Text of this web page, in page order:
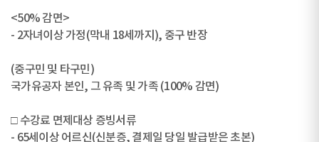
<50% 감면>
- 2자녀이상 가정(막내 18세까지), 중구 반장
(중구민 및 타구민)
국가유공자 본인, 그 유족 및 가족 (100% 감면)
□ 수강료 면제대상 증빙서류
- 65세이상 어르신(신분증, 결제일 당일 발급받은 초본)